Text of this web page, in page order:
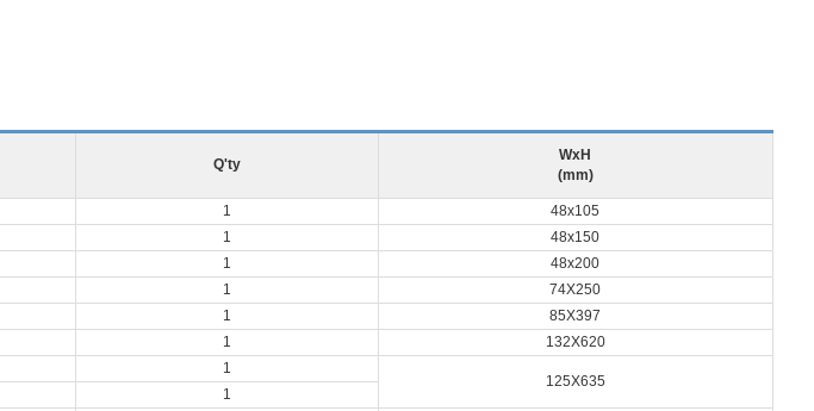
Q'ty
WxH
(mm)
1
48x105
1
48x150
1
48x200
1
74X250
1
85X397
1
132X620
1
125X635
1